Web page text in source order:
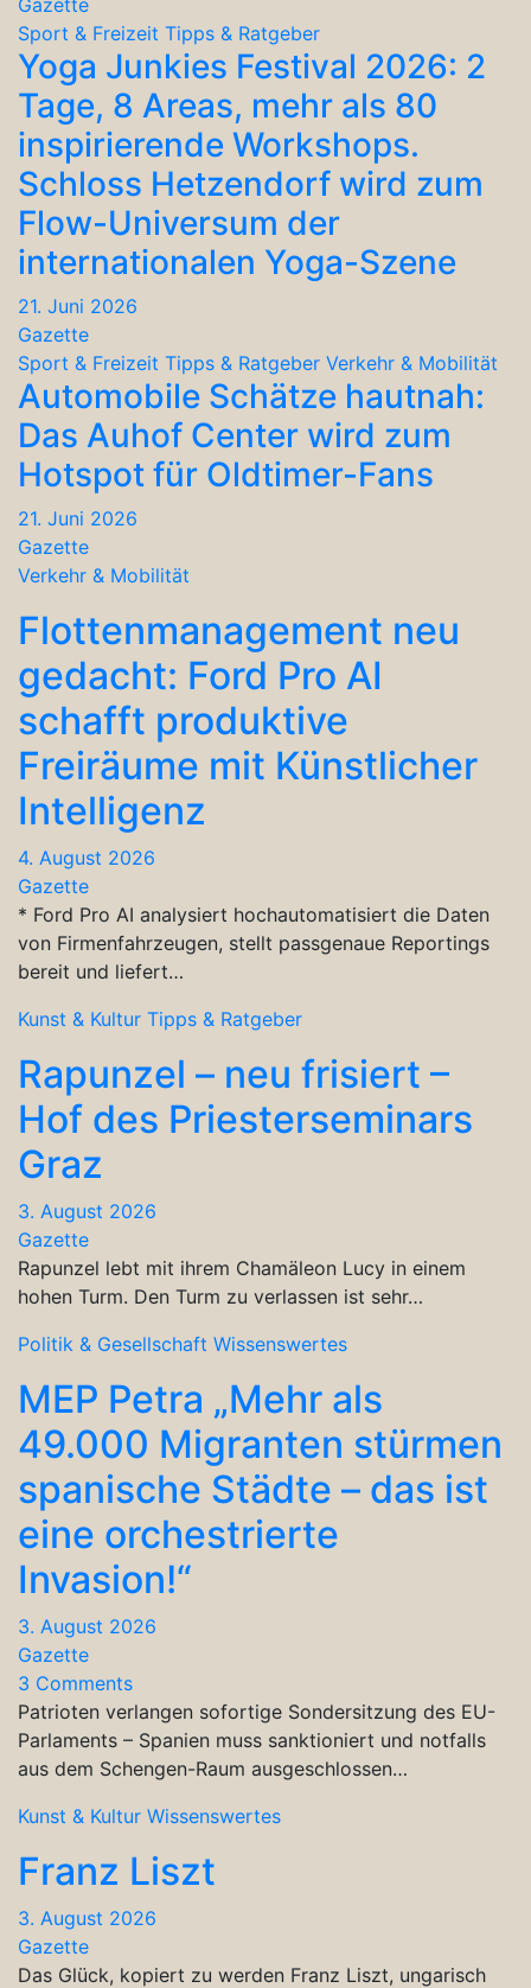
Sport & Freizeit Tipps & Ratgeber
Yoga Junkies Festival 2026: 2
Tage, 8 Areas, mehr als 80
inspirierende Workshops.
Schloss Hetzendorf wird zum
Flow-Universum der
internationalen Yoga-Szene
21. Juni 2026
Gazette
Sport & Freizeit Tipps & Ratgeber Verkehr & Mobilität
Automobile Schätze hautnah:
Das Auhof Center wird zum
Hotspot für Oldtimer-Fans
21. Juni 2026
Gazette
Verkehr & Mobilität
Flottenmanagement neu
gedacht: Ford Pro AI
schafft produktive
Freiräume mit Künstlicher
Intelligenz
4. August 2026
Gazette
* Ford Pro AI analysiert hochautomatisiert die Daten
von Firmenfahrzeugen, stellt passgenaue Reportings
bereit und liefert…
Kunst & Kultur Tipps & Ratgeber
Rapunzel – neu frisiert –
Hof des Priesterseminars
Graz
3. August 2026
Gazette
Rapunzel lebt mit ihrem Chamäleon Lucy in einem
hohen Turm. Den Turm zu verlassen ist sehr…
Politik & Gesellschaft Wissenswertes
MEP Petra „Mehr als
49.000 Migranten stürmen
spanische Städte – das ist
eine orchestrierte
Invasion!“
3. August 2026
Gazette
3 Comments
Patrioten verlangen sofortige Sondersitzung des EU-
Parlaments – Spanien muss sanktioniert und notfalls
aus dem Schengen-Raum ausgeschlossen…
Kunst & Kultur Wissenswertes
Franz Liszt
3. August 2026
Gazette
Das Glück, kopiert zu werden Franz Liszt, ungarisch